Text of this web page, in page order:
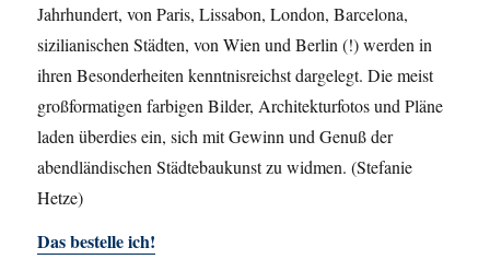
Jahrhundert, von Paris, Lissabon, London, Barcelona,
sizilianischen Städten, von Wien und Berlin (!) werden in
ihren Besonderheiten kenntnisreichst dargelegt. Die meist
großformatigen farbigen Bilder, Architekturfotos und Pläne
laden überdies ein, sich mit Gewinn und Genuß der
abendländischen Städtebaukunst zu widmen. (Stefanie
Hetze)
Das bestelle ich!